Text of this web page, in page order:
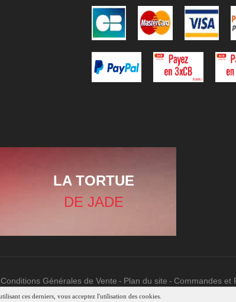
LA TORTUE
DE JADE
Conditions Générales de Vente Plan du site Commandes et
ces derniers, vous acceptez l'utilisation des cookies.